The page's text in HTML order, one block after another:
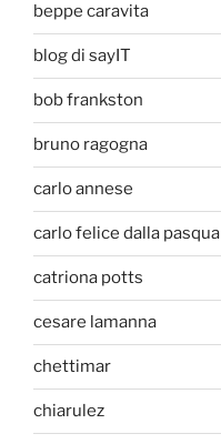
beppe caravita
blog di sayIT
bob frankston
bruno ragogna
carlo annese
carlo felice dalla pasqua
catriona potts
cesare lamanna
chettimar
chiarulez